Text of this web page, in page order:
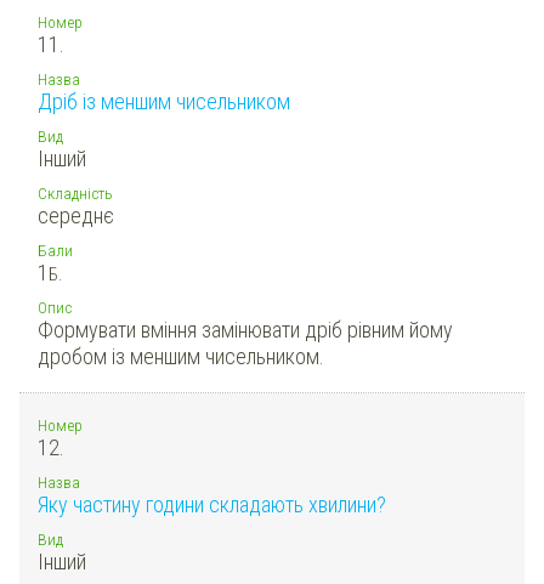
Номер
11.
Назва
Дріб із меншим чисельником
Вид
Інший
Складність
середнє
Бали
1 Б.
Опис
Формувати вміння замінювати дріб рівним йому
дробом із меншим чисельником.
Номер
12.
Назва
Яку частину години складають хвилини?
Вид
Інший